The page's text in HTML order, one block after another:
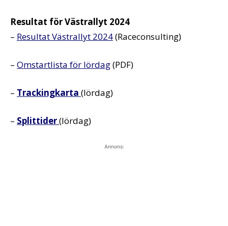
Resultat för Västrallyt 2024
– Resultat Västrallyt 2024(Raceconsulting)
– Omstartlista för lördag(PDF)
– Trackingkarta (lördag)
– Splittider(lördag)
Annons: